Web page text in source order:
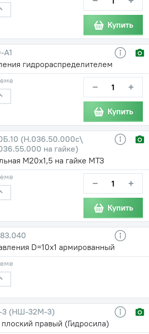
Купить
А1
гидрораспределителем
− +
Купить
(Н.036.50.000с\
на гайке)
М20х1,5 на гайке МТЗ
− +
Купить
D=10х1 армированный
(НШ-32М-3)
правый (Гидросила)